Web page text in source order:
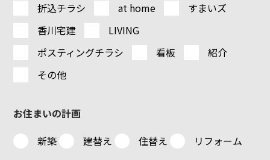
折込チラシ
at home
すまいズ
香川宅建
LIVING
ポスティングチラシ
看板
紹介
その他
お住まいの計画
新築
建替え 住替え
リフォーム